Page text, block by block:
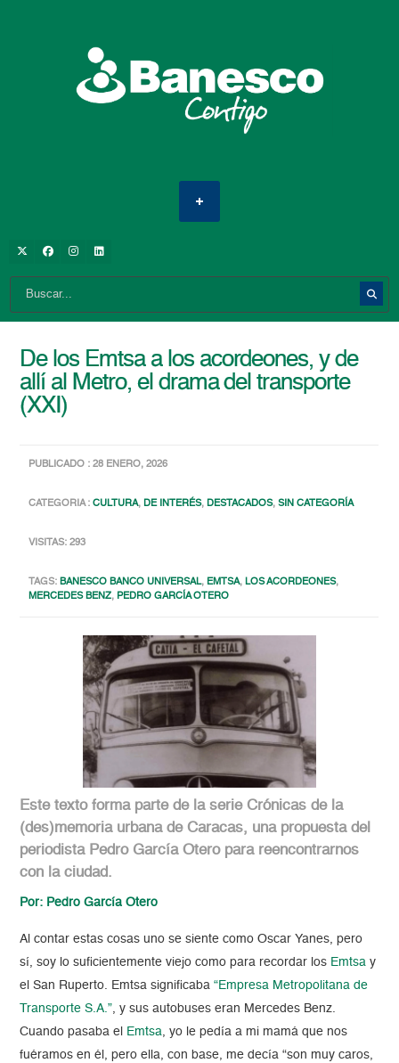
De los Emtsa a los acordeones, y de
allí al Metro, el drama del transporte
(XXI)
PUBLICADO : 28 ENERO, 2026
CATEGORIA :CULTURA,DE INTERÉS,DESTACADOS,SIN CATEGORÍA
VISITAS: 293
TAGS:BANESCO BANCO UNIVERSAL, EMTSA,LOS ACORDEONES,
MERCEDES BENZ, PEDRO GARCÍA OTERO
Este texto forma parte de la serie Crónicas de la
(des)memoria urbana de Caracas, una propuesta del
periodista Pedro García Otero para reencontrarnos
con la ciudad.
Por: Pedro García Otero
Al contar estas cosas uno se siente como Oscar Yanes, pero
sí, soy lo suficientemente viejo como para recordar los Emtsa y
el San Ruperto. Emtsa significaba “Empresa Metropolitana de
Transporte S.A.”, y sus autobuses eran Mercedes Benz.
Cuando pasaba el
Emtsa, yo le pedía a mi mamá que nos
fuéramos en él, pero ella, con base, me decía “son muy caros,